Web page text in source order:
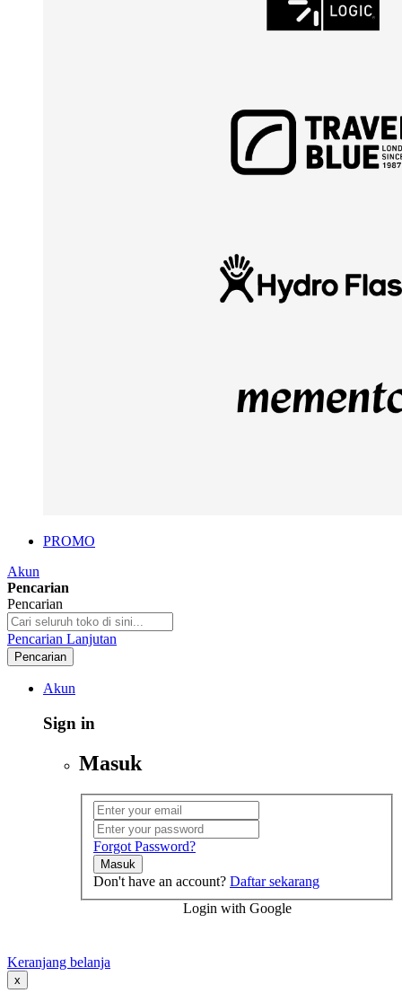
PROMO
Akun
Pencarian
Pencarian
Pencarian Lanjutan
Pencarian
Akun
Sign in
Masuk
Forgot Password?
Masuk
Don't have an account? Daftar sekarang
Login with Google
Keranjang belanja
x